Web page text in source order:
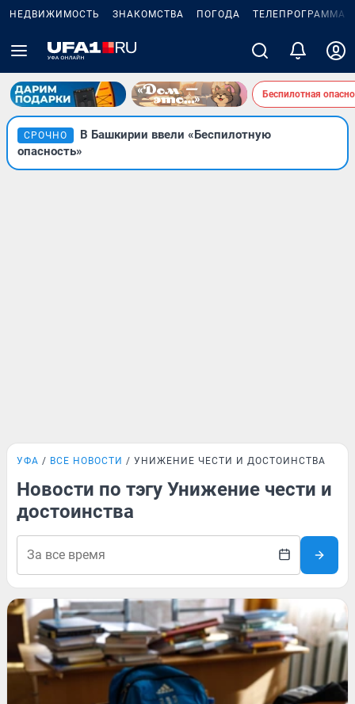
НЕДВИЖИМОСТЬ ЗНАКОМСТВА ПОГОДА ТЕЛЕПРОГРАММА
Беспилотная
СРОЧНО
В Башкирии ввели «Беспилотную
опасность»
УФА ВСЕ НОВОСТИ УНИЖЕНИЕ ЧЕСТИ И ДОСТОИНСТВА
Новости по тэгу Унижение чести и
достоинства